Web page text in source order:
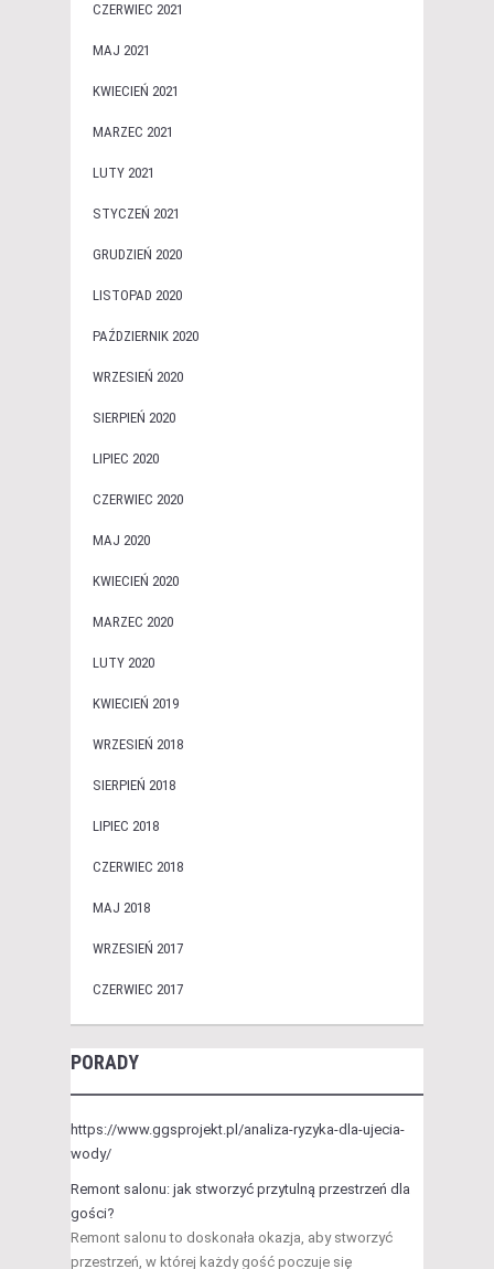
CZERWIEC 2021
MAJ 2021
KWIECIEŃ 2021
MARZEC 2021
LUTY 2021
STYCZEŃ 2021
GRUDZIEŃ 2020
LISTOPAD 2020
PAŹDZIERNIK 2020
WRZESIEŃ 2020
SIERPIEŃ 2020
LIPIEC 2020
CZERWIEC 2020
MAJ 2020
KWIECIEŃ 2020
MARZEC 2020
LUTY 2020
KWIECIEŃ 2019
WRZESIEŃ 2018
SIERPIEŃ 2018
LIPIEC 2018
CZERWIEC 2018
MAJ 2018
WRZESIEŃ 2017
CZERWIEC 2017
PORADY
https://www.ggsprojekt.pl/analiza-ryzyka-dla-ujecia-
wody/
Remont salonu: jak stworzyć przytulną przestrzeń dla
gości?
Remont salonu to doskonała okazja, aby stworzyć
przestrzeń, w której każdy gość poczuje się